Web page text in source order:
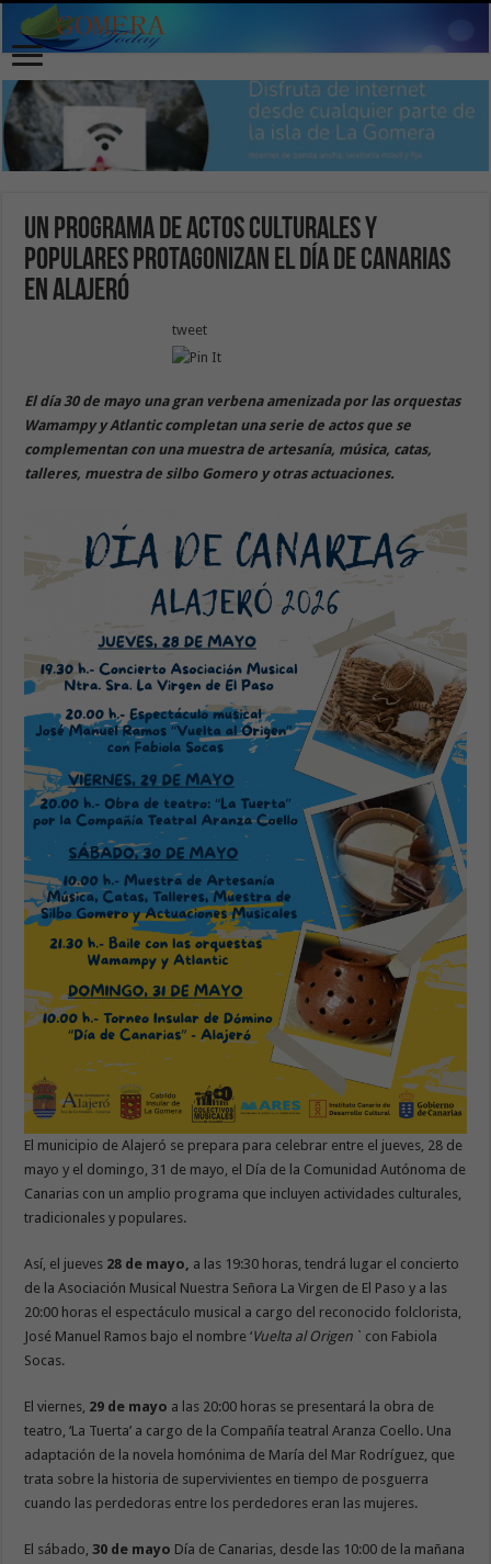
Un programa de actos culturales y
populares protagonizan el Día de Canarias
en Alajeró
tweet
El día 30 de mayo una gran verbena amenizada por las orquestas
Wamampy y Atlantic completan una serie de actos que se
complementan con una muestra de artesanía, música, catas,
talleres, muestra de silbo Gomero y otras actuaciones.
El municipio de Alajeró se prepara para celebrar entre el jueves, 28 de
mayo y el domingo, 31 de mayo, el Día de la Comunidad Autónoma de
Canarias con un amplio programa que incluyen actividades culturales,
tradicionales y populares.
Así, el jueves 28 de mayo, a las 19:30 horas, tendrá lugar el concierto
de la Asociación Musical Nuestra Señora La Virgen de El Paso y a las
20:00 horas el espectáculo musical a cargo del reconocido folclorista,
José Manuel Ramos bajo el nombre ‘Vuelta al Origen` con Fabiola
Socas.
El viernes, 29 de mayo a las 20:00 horas se presentará la obra de
teatro, ‘La Tuerta’ a cargo de la Compañía teatral Aranza Coello. Una
adaptación de la novela homónima de María del Mar Rodríguez, que
trata sobre la historia de supervivientes en tiempo de posguerra
cuando las perdedoras entre los perdedores eran las mujeres.
El sábado,30 de mayo Día de Canarias, desde las 10:00 de la mañana